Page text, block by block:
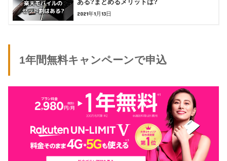
ある?まとめるメリットは?
2021年1月13日
1年間無料キャンペーンで申込